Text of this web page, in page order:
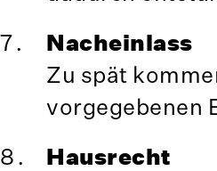
Nacheinlass
Zu spät
vorgegebenen
Hausrecht